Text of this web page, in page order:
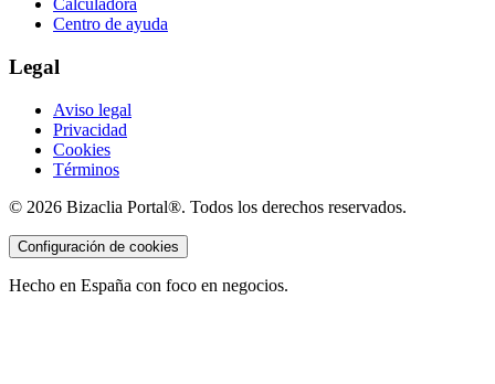
Calculadora
Centro de ayuda
Legal
Aviso legal
Privacidad
Cookies
Términos
© 2026 Bizaclia Portal®. Todos los derechos reservados.
Configuración de cookies
Hecho en España con foco en negocios.